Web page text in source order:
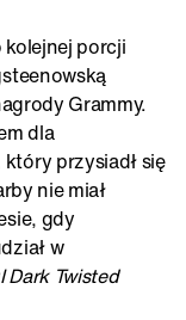
porcji
Grammy.
dla
przysiadł się
nie miał
gdy
w
Twisted